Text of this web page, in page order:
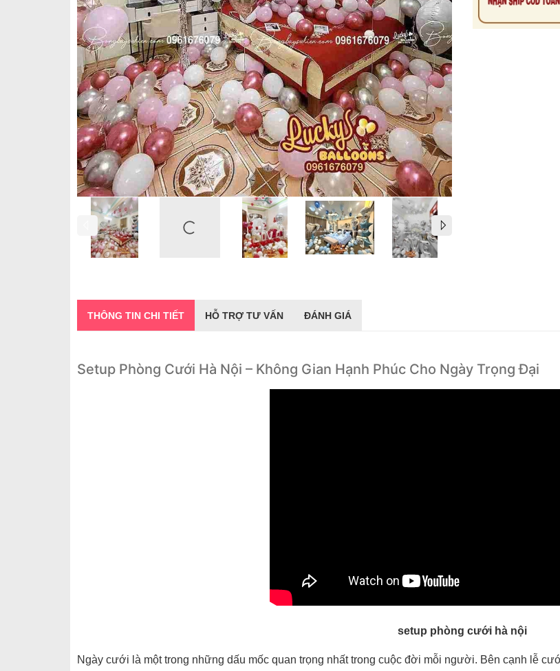
THÔNG TIN CHI TIẾT HỖ TRỢ TƯ VẤN ĐÁNH GIÁ
Setup Phòng Cưới Hà Nội – Không Gian Hạnh Phúc Cho Ngày Trọng Đại
setup phòng cưới hà nội
Ngày cưới là một trong những dấu mốc quan trọng nhất trong cuộc đời mỗi người. Bên cạnh lễ